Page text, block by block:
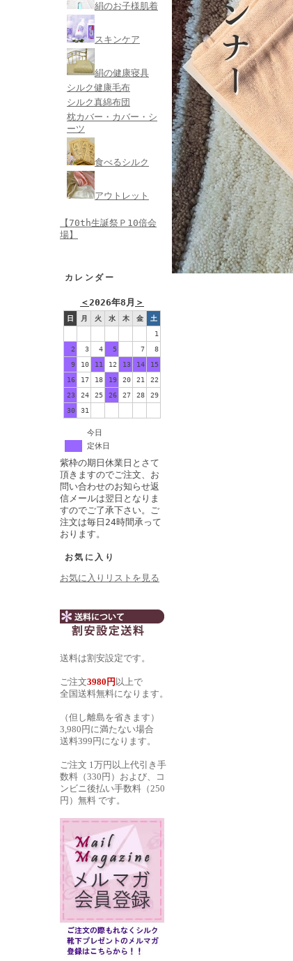
絹のお子様肌着
スキンケア
絹の健康寝具
シルク健康毛布
シルク真綿布団
枕カバー・カバー・シ
ーツ
食べるシルク
アウトレット
【70th生誕祭Ｐ10倍会
場】
カレンダー
＜2026年8月 ＞
日 月 火 水 木 金
土
1
2
3 4 5 7
8
9
10 11 12 13 14
15
16
17 18 19 20 21
22
23
24 25 26 27 28
29
30
31
今日
定休日
紫枠の期日休業日とさて
頂きますのでご注文、お
問い合わせのお知らせ返
信メールは翌日となりま
すのでご了承下さい。ご
注文は毎日24時間承って
おります。
お気に入り
お気に入りリストを見る
送料は割安設定です。
ご注文3980円 以上で
全国送料無料になります。
（但し離島を省きます）
3,980円に満たない場合
送料399円になります。
ご注文 1万円以上代引き手
数料（330円）および、コ
ンビニ後払い手数料（250
円）無料 です。